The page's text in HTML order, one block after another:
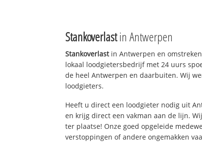
Stankoverlastin Antwerpen
Stankoverlastin Antwerpen en
lokaal loodgietersbedrijf met 24 uurs
de heel Antwerpen en daarbuiten. Wij
loodgieters.
Heeft u direct een loodgieter nodig uit
en krijg direct een vakman aan de lijn.
ter plaatse! Onze goed opgeleide
verstoppingen of andere ongemakken